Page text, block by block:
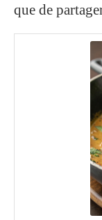
que de